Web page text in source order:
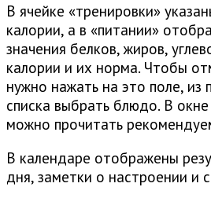
В ячейке «тренировки»
калории, а в «питании»
значения белков, жиров,
калории и их норма. Чтобы
нужно нажать на это поле, из
списка выбрать блюдо. В
можно прочитать
В календаре отображены
дня, заметки о настроении и